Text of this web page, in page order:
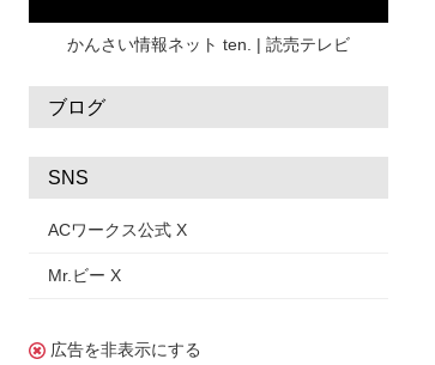
かんさい情報ネット ten. | 読売テレビ
ブログ
SNS
ACワークス公式 X
Mr.ビー X
広告を非表示にする